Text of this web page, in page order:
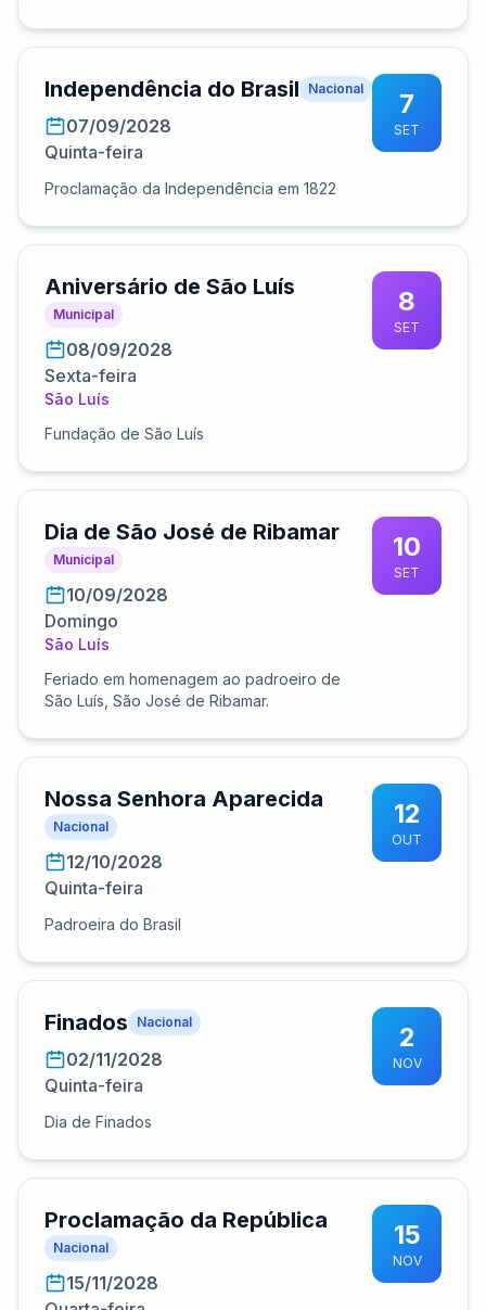
Independência do Brasil Nacional
07/09/2028
Quinta-feira
Proclamação da Independência em 1822
7
SET
Aniversário de São Luís
Municipal
08/09/2028
Sexta-feira
São Luís
Fundação de São Luís
8
SET
Dia de São José de Ribamar
Municipal
10/09/2028
Domingo
São Luís
Feriado em homenagem ao padroeiro de
São Luís, São José de Ribamar.
10
SET
Nossa Senhora Aparecida
Nacional
12/10/2028
Quinta-feira
Padroeira do Brasil
12
OUT
Finados Nacional
02/11/2028
Quinta-feira
Dia de Finados
2
NOV
Proclamação da República
Nacional
15/11/2028
15
NOV